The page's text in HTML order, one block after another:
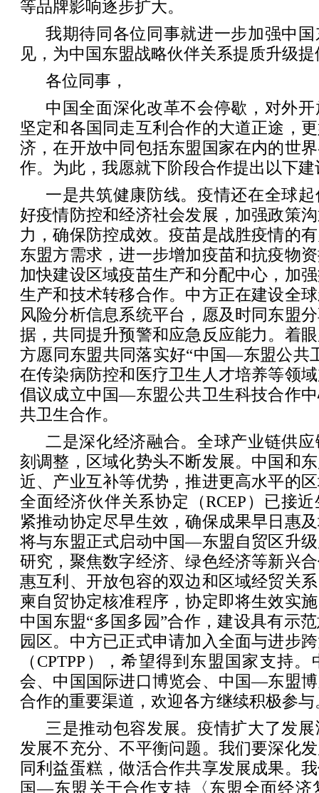
等品牌影响逐步扩大。
我期待同各位同事就进一步加强中
见，为中国东盟战略伙伴关系提质升级
各位同事，
中国全面深化改革不会停歇，对外
坚定和各国同走互利合作的大道正途，
济，在开放中同包括东盟国家在内的世
作。为此，我愿就下阶段合作提出以下建
一是共筑健康防线。疫情还在全球
好疫情防控和经济社会发展，加强政策
力，确保防控成效。疫苗是战胜疫情的
东盟方需求，进一步增加疫苗和抗疫物
加快建设区域疫苗生产和分配中心，加
生产和技术转移合作。中方正在建设全
风险分析信息系统平台，愿及时同东盟
据，共同提升预警和应急反应能力。着
方愿同东盟共同落实好“中国—东盟公共
在传染病防控和医疗卫生人才培养等领
倡议成立中国—东盟公共卫生科技合作
共卫生合作。
二是深化经济融合。全球产业链供
刻调整，区域化势头不断发展。中国和
近、产业互补等优势，推进更高水平的
全面经济伙伴关系协定（RCEP）已接
紧推动协定尽早生效，确保成果早日惠
将与东盟正式启动中国—东盟自贸区升
研究，聚焦数字经济、绿色经济等新兴
惠互利、开放包容的双边和区域经贸关
柬自贸协定核准程序，协定即将生效实
中国东盟“多国多园”合作，建设具有示
园区。中方已正式申请加入全面与进步
（CPTPP），希望得到东盟国家支持
会、中国国际进口博览会、中国—东盟
合作的重要渠道，欢迎各方继续积极参与
三是推动包容发展。疫情扩大了发
发展不充分、不平衡问题。我们要深化
同利益蛋糕，做活合作共享发展成果。
国—东盟关于合作支持〈东盟全面经济